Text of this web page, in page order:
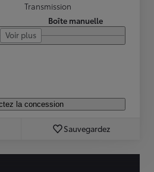
Transmission
Boîte manuelle
Voir plus
la concession
Sauvegardez